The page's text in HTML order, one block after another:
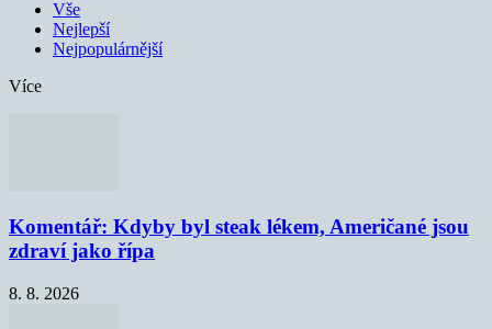
Vše
Nejlepší
Nejpopulárnější
Více
Komentář: Kdyby byl steak lékem, Američané jsou
zdraví jako řípa
8. 8. 2026